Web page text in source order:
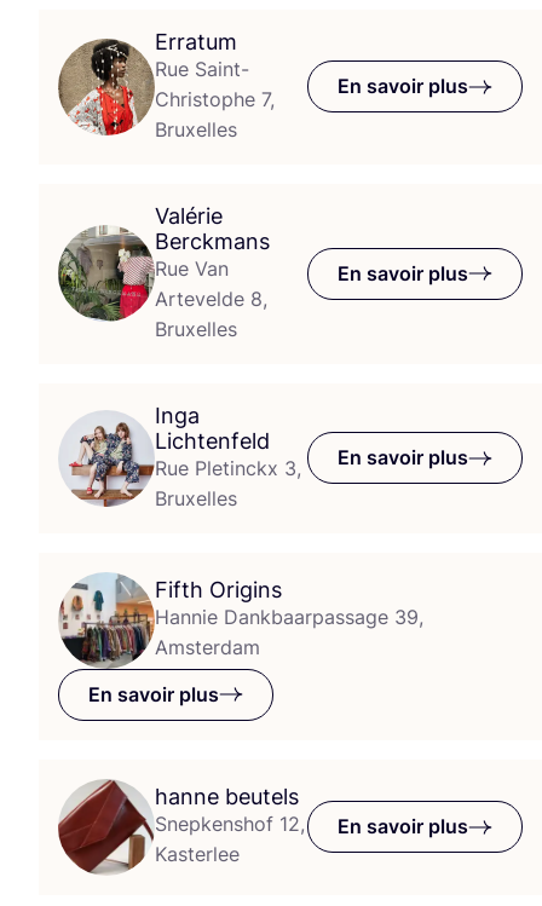
Erratum
Rue Saint-
Christophe 7,
Bruxelles
En savoir plus
Valérie
Berckmans
Rue Van
Artevelde 8,
Bruxelles
En savoir plus
Inga
Lichtenfeld
Rue Pletinckx 3,
Bruxelles
En savoir plus
Fifth Origins
Hannie Dankbaarpassage 39,
Amsterdam
En savoir plus
hanne beutels
Snepkenshof 12,
Kasterlee
En savoir plus